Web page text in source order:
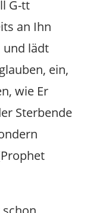
G-tt
an Ihn
und lädt
ein,
wie Er
Sterbende